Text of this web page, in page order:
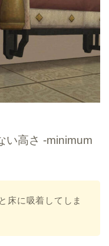
い高さ -minimum
床に吸着してしま